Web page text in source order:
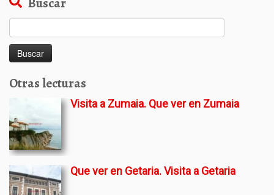
Otras lecturas
Visita a Zumaia. Que ver en Zumaia
Que ver en Getaria. Visita a Getaria